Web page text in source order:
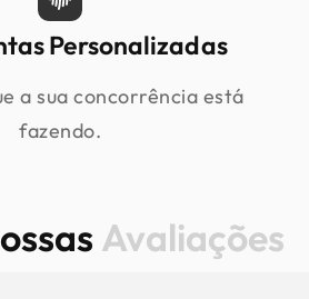
Personalizadas
a sua concorrência está
fazendo.
Avaliações